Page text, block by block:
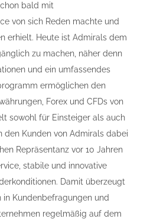
bald mit
von sich Reden machte und
erhielt. Heute ist Admirals dem
zu machen, näher denn
und ein umfassendes
ermöglichen den
Forex und CFDs von
sowohl für Einsteiger als auch
den Kunden von Admirals dabei
Repräsentanz vor 10 Jahren
stabile und innovative
Damit überzeugt
Kundenbefragungen und
regelmäßig auf dem